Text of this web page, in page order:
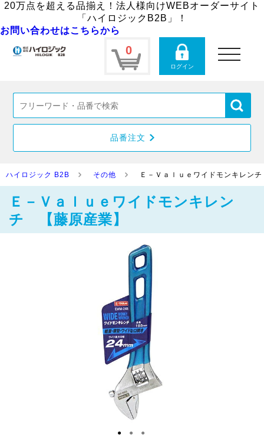
20万点を超える品揃え！法人様向けWEBオーダーサイト
「ハイロジックB2B」！
お問い合わせはこちらから
0
ログイン
toggle
navigation
品番注文
ハイロジック B2B その他 Ｅ－Ｖａｌｕｅワイドモンキレン
Ｅ－Ｖａｌｕｅワイドモンキレン
チ 【藤原産業】
● ● ●